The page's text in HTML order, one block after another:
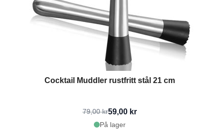
Cocktail Muddler rustfritt stål 21 cm
79,00 kr59,00 kr
På lager